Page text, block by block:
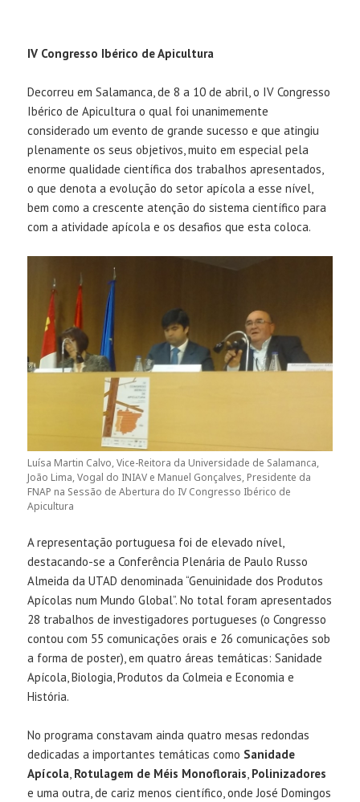
IV Congresso Ibérico de Apicultura
Decorreu em Salamanca, de 8 a 10 de abril, o IV Congresso
Ibérico de Apicultura o qual foi unanimemente
considerado um evento de grande sucesso e que atingiu
plenamente os seus objetivos, muito em especial pela
enorme qualidade científica dos trabalhos apresentados,
o que denota a evolução do setor apícola a esse nível,
bem como a crescente atenção do sistema científico para
com a atividade apícola e os desafios que esta coloca.
Luísa Martin Calvo, Vice-Reitora da Universidade de Salamanca,
João Lima, Vogal do INIAV e Manuel Gonçalves, Presidente da
FNAP na Sessão de Abertura do IV Congresso Ibérico de
Apicultura
A representação portuguesa foi de elevado nível,
destacando-se a Conferência Plenária de Paulo Russo
Almeida da UTAD denominada “Genuinidade dos Produtos
Apícolas num Mundo Global”. No total foram apresentados
28 trabalhos de investigadores portugueses (o Congresso
contou com 55 comunicações orais e 26 comunicações sob
a forma de poster), em quatro áreas temáticas: Sanidade
Apícola, Biologia, Produtos da Colmeia e Economia e
História.
No programa constavam ainda quatro mesas redondas
dedicadas a importantes temáticas como Sanidade
Apícola, Rotulagem de Méis Monoflorais, Polinizadores
e uma outra, de cariz menos científico, onde José Domingos